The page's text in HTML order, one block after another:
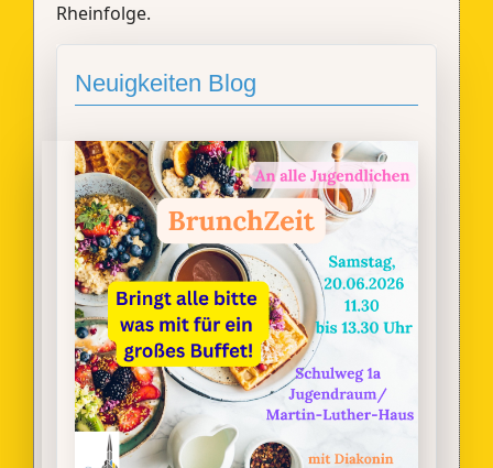
Rheinfolge.
Neuigkeiten Blog